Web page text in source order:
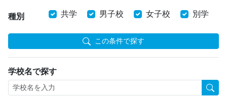
種別 共学 男子校 女子校 別学
この条件で探す
学校名で探す